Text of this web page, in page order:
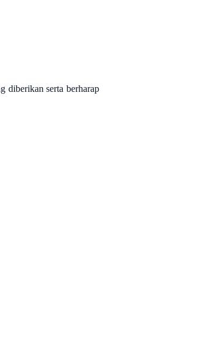
diberikan serta berharap